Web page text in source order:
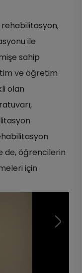
ile
sahip
ve öğretim
olan
de, öğrencilerin
için